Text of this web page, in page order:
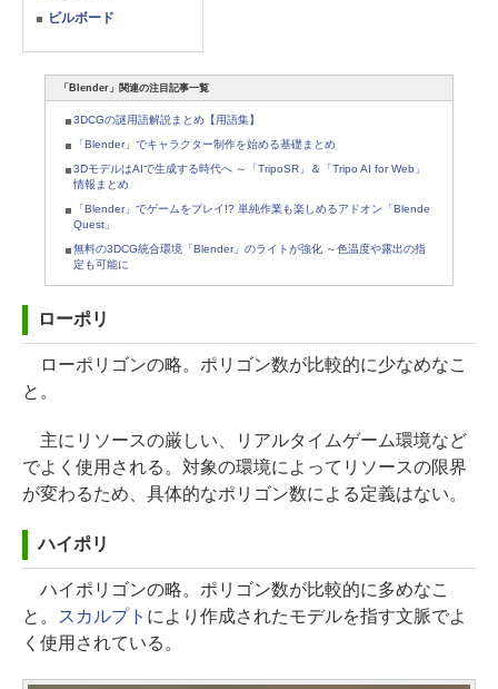
ビルボード
「Blender」関連の注目記事一覧
3DCGの謎用語解説まとめ【用語集】
「Blender」でキャラクター制作を始める基礎まとめ
3DモデルはAIで生成する時代へ ～「TripoSR」＆「Tripo AI for Web」
情報まとめ
「Blender」でゲームをプレイ!? 単純作業も楽しめるアドオン「Blende
Quest」
無料の3DCG統合環境「Blender」のライトが強化 ～色温度や露出の指
定も可能に
ローポリ
ローポリゴンの略。ポリゴン数が比較的に少なめなこ
と。
主にリソースの厳しい、リアルタイムゲーム環境など
でよく使用される。対象の環境によってリソースの限界
が変わるため、具体的なポリゴン数による定義はない。
ハイポリ
ハイポリゴンの略。ポリゴン数が比較的に多めなこ
と。
スカルプト により作成されたモデルを指す文脈でよ
く使用されている。